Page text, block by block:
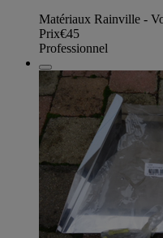
Matériaux Rainville -
Prix€45
Professionnel